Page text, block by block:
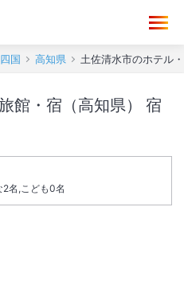
四国 高知県 土佐清水市のホテル
・宿（高知県） 宿
2名,こども0名